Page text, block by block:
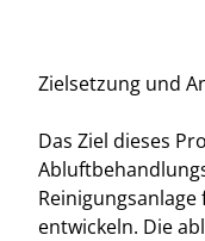
Zielsetzung und
Das Ziel dieses
entwickeln. Die